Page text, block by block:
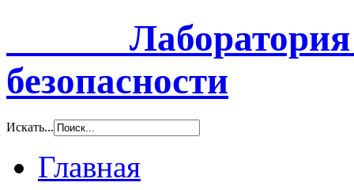
Лаборатория
безопасности
Искать...
Главная